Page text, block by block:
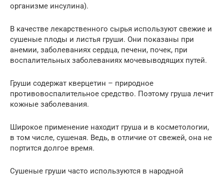
организме инсулина).
В качестве лекарственного сырья используют свежие и
сушеные плоды и листья груши. Они показаны при
анемии, заболеваниях сердца, печени, почек, при
воспалительных заболеваниях мочевыводящих путей.
Груши содержат кверцетин – природное
противовоспалительное средство. Поэтому груша лечит
кожные заболевания.
Широкое применение находит груша и в косметологии,
в том числе, сушеная. Ведь, в отличие от свежей, она не
портится долгое время.
Сушеные груши часто используются в народной